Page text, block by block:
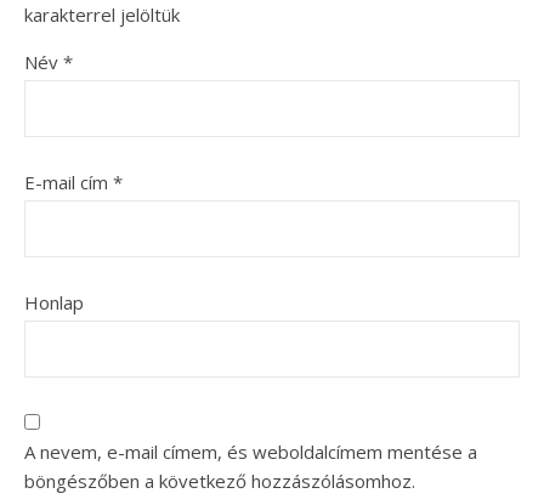
karakterrel jelöltük
Név *
E-mail cím *
Honlap
A nevem, e-mail címem, és weboldalcímem mentése a
böngészőben a következő hozzászólásomhoz.